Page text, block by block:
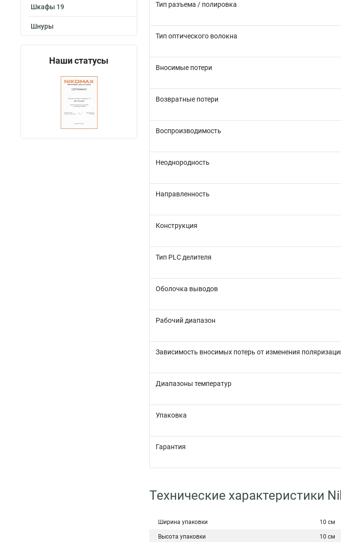
Шкафы 19
Шнуры
Наши статусы
Тип разъема / полировка
Тип оптического волокна
Вносимые потери
Возвратные потери
Воспроизводимость
Неоднородность
Направленность
Конструкция
Тип PLC делителя
Оболочка выводов
Рабочий диапазон
Зависимость вносимых потерь от изменения
Диапазоны температур
Упаковка
Гарантия
Технические характеристики
Ширина упаковки 10 см
Высота упаковки 10 см